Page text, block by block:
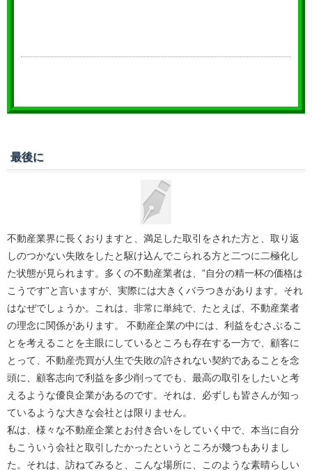
最後に
不動産業界に長くおりますと、満足した取引をされた方と、取り返
しのつかない失敗をしたと駆け込んでこられる方と二つに二極化し
た状態が見られます。多くの不動産業者は、”自分の精一杯の価格は
こうです”と言いますが、実際には大きくバラつきがあります。それ
はなぜでしょうか。これは、非常に単純で、たとえば、不動産業者
の理念に関係があります。 不動産企業の中には、利益をむさぶるこ
とを考えることを主眼にしているところも存在する一方で、顧客に
とって、不動産売買が人生で失敗の許されない契約であることを念
頭に、顧客志向で利益を多少削ってでも、最高の取引をしたいと考
えるような優良企業があるのです。それは、必ずしも皆さんが知っ
ているような大きな会社とは限りません。
私は、様々な不動産企業とお付き合いをしていく中で、本当に自分
もこういう会社と取引したかったというところが幾つもありまし
た。それは、訪ねてみると、こんな場所に、このような素晴らしい